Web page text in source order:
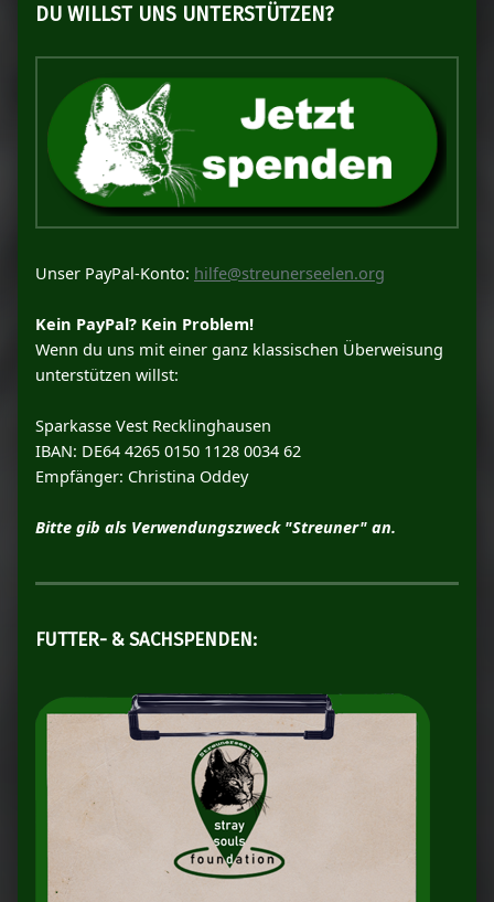
DU WILLST UNS UNTERSTÜTZEN?
Unser PayPal-Konto: hilfe@streunerseelen.org
Kein PayPal? Kein Problem!
Wenn du uns mit einer ganz klassischen Überweisung
unterstützen willst:
Sparkasse Vest Recklinghausen
IBAN: DE64 4265 0150 1128 0034 62
Empfänger: Christina Oddey
Bitte gib als Verwendungszweck "Streuner" an.
FUTTER- & SACHSPENDEN: